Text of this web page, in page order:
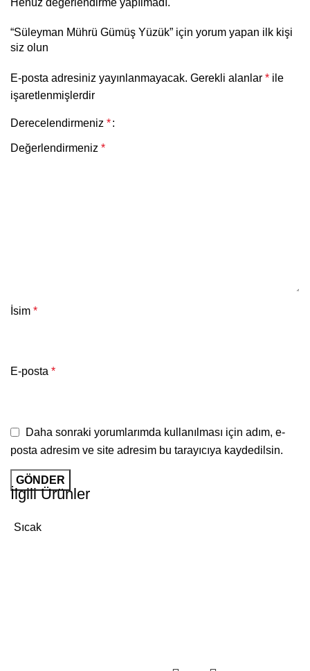
Henüz değerlendirme yapılmadı.
“Süleyman Mührü Gümüş Yüzük” için yorum yapan ilk kişi
siz olun
E-posta adresiniz yayınlanmayacak. Gerekli alanlar * ile
işaretlenmişlerdir
Derecelendirmeniz *
Değerlendirmeniz *
İsim *
E-posta *
Daha sonraki yorumlarımda kullanılması için adım, e-
posta adresim ve site adresim bu tarayıcıya kaydedilsin.
İlgili Ürünler
Sıcak